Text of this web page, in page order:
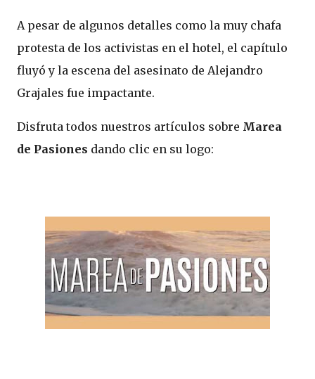
A pesar de algunos detalles como la muy chafa
protesta de los activistas en el hotel, el capítulo
fluyó y la escena del asesinato de Alejandro
Grajales fue impactante.
Disfruta todos nuestros artículos sobre Marea
de Pasiones dando clic en su logo: